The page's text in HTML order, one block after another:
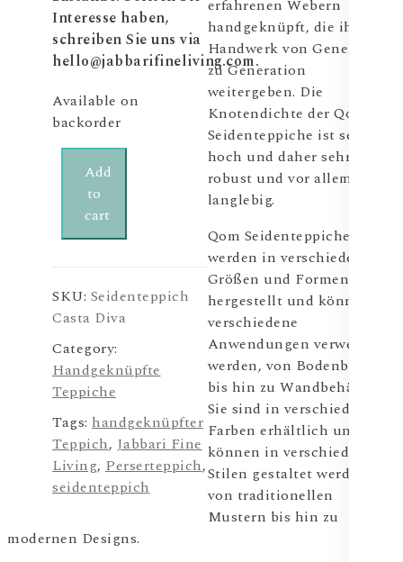
Interesse haben,
schreiben Sie uns via
hello@jabbarifineliving.com.
Available on
backorder
Casta
200×130
quantity
Add
to
cart
SKU: Seidenteppich
Casta Diva
Category:
Handgeknüpfte
Teppiche
Tags: handgeknüpfter
Teppich, Jabbari Fine
Living, Perserteppich,
seidenteppich
erfahrenen Webern
handgeknüpft, die ihr
Handwerk von Generation
zu Generation
weitergeben. Die
Knotendichte der Qom
Seidenteppiche ist sehr
hoch und daher sehr
robust und vor allem sehr
langlebig.
Qom Seidenteppiche
werden in verschiedenen
Größen und Formen
hergestellt und können für
verschiedene
Anwendungen verwendet
werden, von Bodenbelägen
bis hin zu Wandbehängen.
Sie sind in verschiedenen
Farben erhältlich und
können in verschiedenen
Stilen gestaltet werden,
von traditionellen
Mustern bis hin zu
modernen Designs.